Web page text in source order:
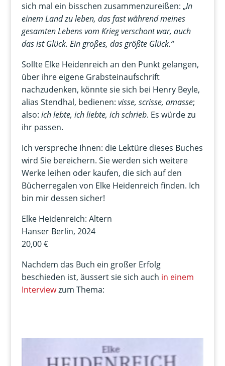
sich mal ein bisschen zusammenzureißen: „In
einem Land zu leben, das fast während meines
gesamten Lebens vom Krieg verschont war, auch
das ist Glück. Ein großes, das größte Glück.“
Sollte Elke Heidenreich an den Punkt gelangen,
über ihre eigene Grabsteinaufschrift
nachzudenken, könnte sie sich bei Henry Beyle,
alias Stendhal, bedienen: visse, scrisse, amasse;
also: ich lebte, ich liebte, ich schrieb. Es würde zu
ihr passen.
Ich verspreche Ihnen: die Lektüre dieses Buches
wird Sie bereichern. Sie werden sich weitere
Werke leihen oder kaufen, die sich auf den
Bücherregalen von Elke Heidenreich finden. Ich
bin mir dessen sicher!
Elke Heidenreich: Altern
Hanser Berlin, 2024
20,00 €
Nachdem das Buch ein großer Erfolg
beschieden ist, äussert sie sich auch in einem
Interviewzum Thema: